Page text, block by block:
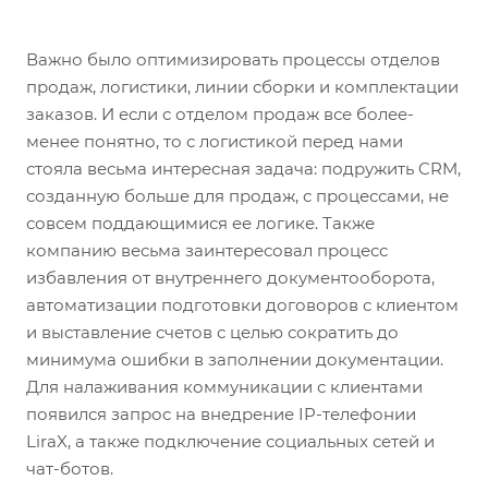
Важно было оптимизировать процессы отделов
продаж, логистики, линии сборки и комплектации
заказов. И если с отделом продаж все более-
менее понятно, то с логистикой перед нами
стояла весьма интересная задача: подружить CRM,
созданную больше для продаж, с процессами, не
совсем поддающимися ее логике. Также
компанию весьма заинтересовал процесс
избавления от внутреннего документооборота,
автоматизации подготовки договоров с клиентом
и выставление счетов с целью сократить до
минимума ошибки в заполнении документации.
Для налаживания коммуникации с клиентами
появился запрос на внедрение IP-телефонии
LiraX, а также подключение социальных сетей и
чат-ботов.